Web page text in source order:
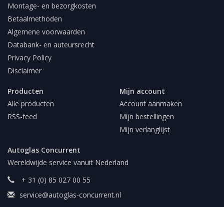
Montage- en bezorgkosten
Betaalmethoden
Algemene voorwaarden
Databank- en auteursrecht
Privacy Policy
Disclaimer
Producten
Alle producten
RSS-feed
Mijn account
Account aanmaken
Mijn bestellingen
Mijn verlanglijst
Autoglas Concurrent
Wereldwijde service vanuit Nederland
+ 31 (0) 85 027 00 55
service@autoglas-concurrent.nl